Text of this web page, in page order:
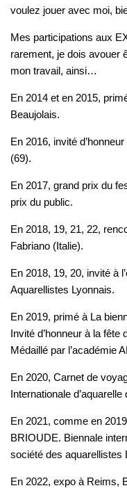
voulez jouer avec moi,
Mes participations aux
rarement, je dois avouer
mon travail, ainsi…
En 2014 et en 2015,
Beaujolais.
En 2016, invité
(69).
En 2017, grand prix du
prix du public.
En 2018, 19, 21, 22,
Fabriano (Italie).
En 2018, 19, 20, invité à
Aquarellistes Lyonnais.
En 2019, primé à La
Invité d’honneur à la
Médaillé par l’académie
En 2020, Carnet de
Internationale d’aquarelle
En 2021, comme en
BRIOUDE. Biennale
société des aquarellistes
En 2022, expo à Reims,